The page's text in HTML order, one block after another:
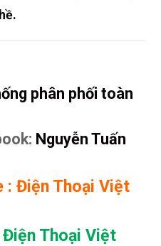
phân phối toàn
Nguyễn Tuấn
:Điện Thoại Việt
Điện Thoại Việt